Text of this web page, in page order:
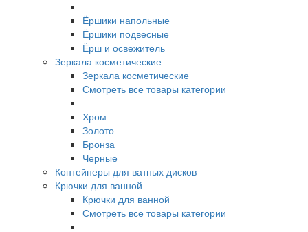
Ёршики напольные
Ёршики подвесные
Ёрш и освежитель
Зеркала косметические
Зеркала косметические
Смотреть все товары категории
Хром
Золото
Бронза
Черные
Контейнеры для ватных дисков
Крючки для ванной
Крючки для ванной
Смотреть все товары категории